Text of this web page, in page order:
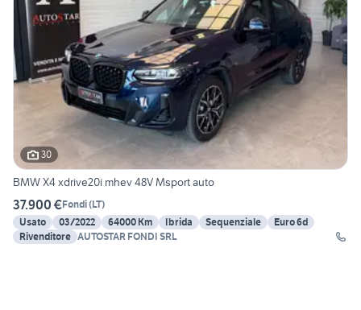
30
BMW X4 xdrive20i mhev 48V Msport auto
37.900 €Fondi(LT)
Usato
03/2022 64000 Km Ibrida Sequenziale
Euro 6d
Rivenditore AUTOSTAR FONDI SRL